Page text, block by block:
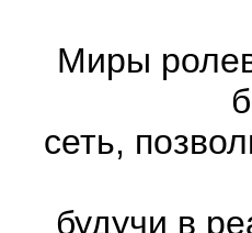
Миры
сеть,
будучи в